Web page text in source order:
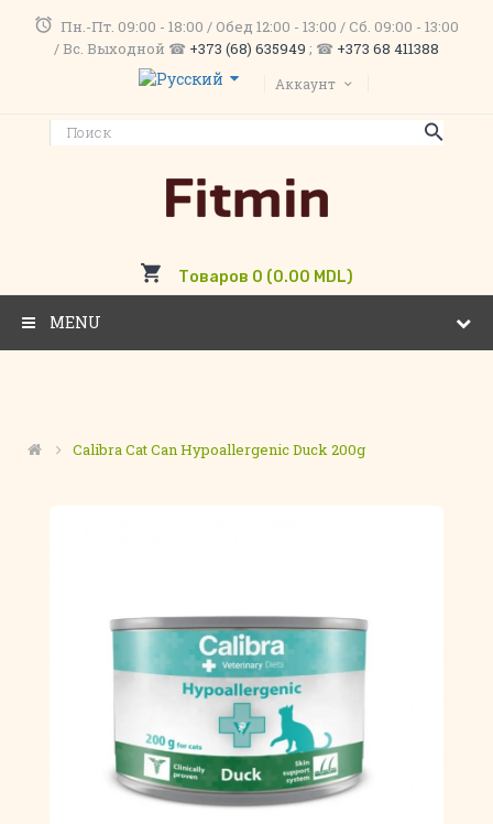
Пн.-Пт. 09:00 - 18:00 / Обед 12:00 - 13:00 / Сб. 09:00 - 13:00
/ Вс. Выходной ☎ +373 (68) 635949 ; ☎ +373 68 411388
Аккаунт
Товаров 0 (0.00 MDL)
MENU
Calibra Cat Can Hypoallergenic Duck 200g